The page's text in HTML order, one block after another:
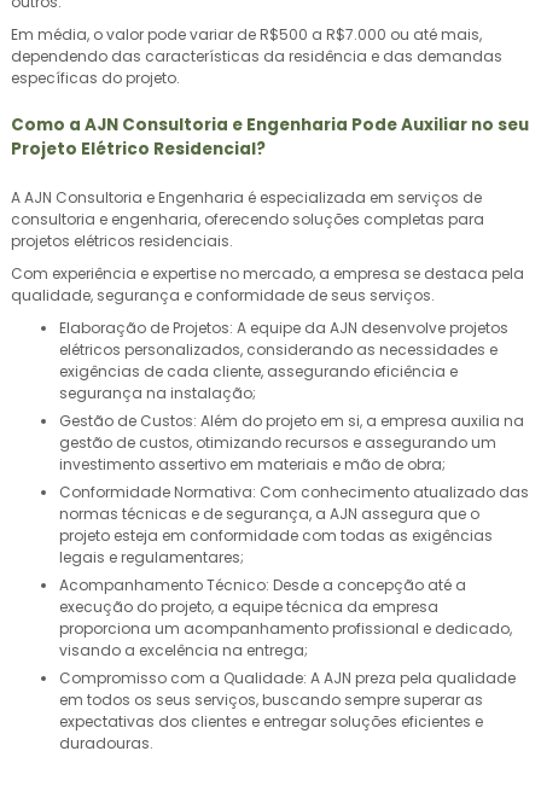
Em média, o valor pode variar de R$500 a R$7.000 ou até mais,
dependendo das características da residência e das demandas
específicas do projeto.
Como a AJN Consultoria e Engenharia Pode Auxiliar no seu
Projeto Elétrico Residencial?
A AJN Consultoria e Engenharia é especializada em serviços de
consultoria e engenharia, oferecendo soluções completas para
projetos elétricos residenciais.
Com experiência e expertise no mercado, a empresa se destaca pela
qualidade, segurança e conformidade de seus serviços.
Elaboração de Projetos: A equipe da AJN desenvolve projetos
elétricos personalizados, considerando as necessidades e
exigências de cada cliente, assegurando eficiência e
segurança na instalação;
Gestão de Custos: Além do projeto em si, a empresa auxilia na
gestão de custos, otimizando recursos e assegurando um
investimento assertivo em materiais e mão de obra;
Conformidade Normativa: Com conhecimento atualizado das
normas técnicas e de segurança, a AJN assegura que o
projeto esteja em conformidade com todas as exigências
legais e regulamentares;
Acompanhamento Técnico: Desde a concepção até a
execução do projeto, a equipe técnica da empresa
proporciona um acompanhamento profissional e dedicado,
visando a excelência na entrega;
Compromisso com a Qualidade: A AJN preza pela qualidade
em todos os seus serviços, buscando sempre superar as
expectativas dos clientes e entregar soluções eficientes e
duradouras.